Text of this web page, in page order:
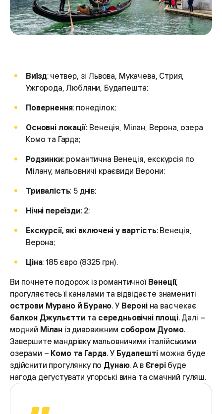
Виїзд: четвер, зі Львова, Мукачева, Стрия,
Ужгорода, Любляни, Будапешта;
Повернення: понеділок;
Основні локації: Венеція, Мілан, Верона, озера
Комо та Гарда;
Родзинки: романтична Венеція, екскурсія по
Мілану, мальовничі краєвиди Верони;
Тривалість: 5 днів;
Нічні переїзди: 2;
Екскурсії, які включені у вартість: Венеція,
Верона;
Ціна: 185 євро (8325 грн).
Ви почнете подорож із романтичної Венеції,
прогуляєтесь її каналами та відвідаєте знамениті
острови Мурано й Бурано. У Вероні на вас чекає
балкон Джульєтти та середньовічні площі. Далі –
модний Мілан із дивовижним собором Дуомо.
Завершите мандрівку мальовничими італійськими
озерами – Комо та Гарда. У Будапешті можна буде
здійснити прогулянку по Дунаю. А в Єгері буде
нагода дегустувати угорські вина та смачний гуляш.